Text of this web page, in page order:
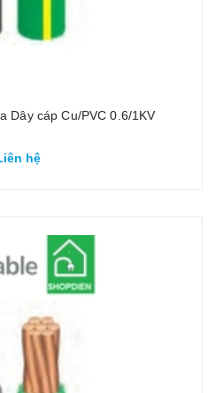
Dây cáp Cu/PVC 0.6/1KV
hệ